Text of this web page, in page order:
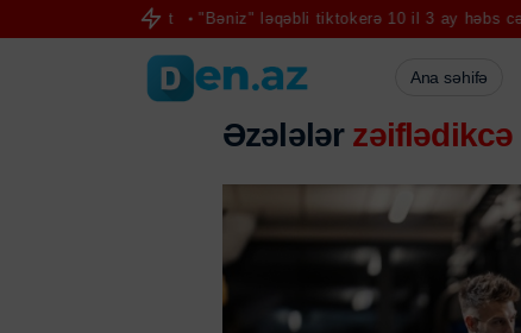
"Bəniz" ləqəbli tiktokerə 10 il 3 ay həbs cəzası verildi
Ana səhifə
Əzələlər zəiflədikcə